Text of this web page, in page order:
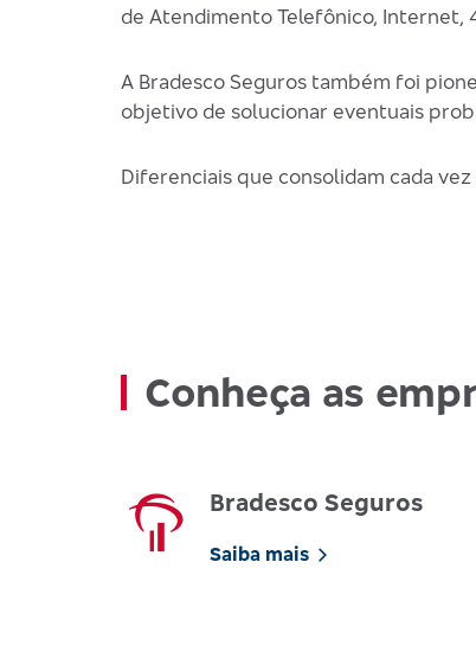
de Atendimento Telefônico, Internet,
A Bradesco Seguros também foi
objetivo de solucionar eventuais
Diferenciais que consolidam cada
Conheça as
Bradesco Seguros
Saiba mais